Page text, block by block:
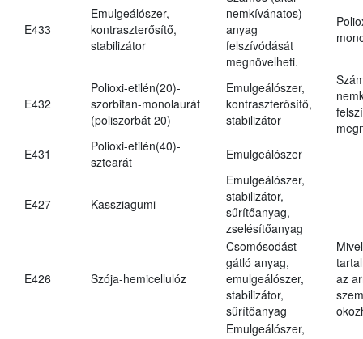
E433
Emulgeálószer,
kontraszterősítő,
stabilizátor
nemkívánatos)
anyag
felszívódását
megnövelheti.
E432
Polioxi-etilén(20)-
szorbitan-monolaurát
(poliszorbát 20)
Emulgeálószer,
kontraszterősítő,
stabilizátor
E431
Polioxi-etilén(40)-
sztearát
Emulgeálószer
E427 Kassziagumi
Emulgeálószer,
stabilizátor,
sűrítőanyag,
zselésítőanyag
E426 Szója-hemicellulóz
Csomósodást
gátló anyag,
emulgeálószer,
stabilizátor,
sűrítőanyag
az
Emulgeálószer,